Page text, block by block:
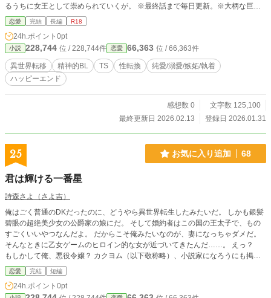
るうちに女王として崇められていくが。 ※最終話まで毎日更新。※大柄な巨躯
の色黒の男×金髪碧眼の元男の美女のカップリングです。
恋愛 完結 長編 R18
24h.ポイント 0pt
小説 228,744 位 / 228,744件 恋愛 66,363 位 / 66,363件
異世界転移 精神的BL TS 性転換
純愛/溺愛/嫉妬/執着
ハッピーエンド
感想数 0
文字数 125,100
最終更新日 2026.02.13
登録日 2026.01.31
25 お気に入り追加 68
君は輝ける一番星
詩森さよ（さよ吉）
俺はごく普通のDKだったのに、どうやら異世界転生したみたいだ。 しかも銀髪
碧眼の超絶美少女の公爵家の娘にだ。 そして婚約者はこの国の王太子で、もの
すごくいいやつなんだよ。 だからこそ俺みたいなのが、妻になっちゃダメだ。
そんなときに乙女ゲームのヒロイン的な女が近づいてきたんだ……。 えっ？
もしかして俺、悪役令嬢？ カクヨム（以下敬称略）、小説家になろうにも掲
載。 筆者は体調不良なことも多いため、コメントなどは受け取らない設定にし
ております。 どうぞよろしくお願いいたします。
恋愛 完結 短編
24h.ポイント 0pt